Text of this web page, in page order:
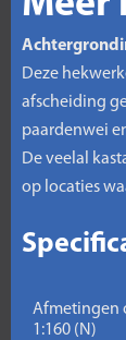
Deze
afscheiding
paardenwei
De veelal
op locaties
Afmetingen
1:160 (N)